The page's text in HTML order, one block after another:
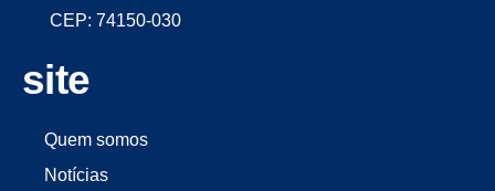
CEP: 74150-030
site
Quem somos
Notícias